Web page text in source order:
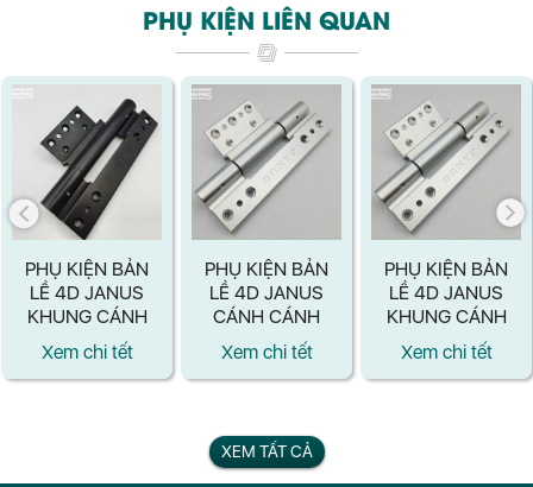
PHỤ KIỆN LIÊN QUAN
PHỤ KIỆN BẢN
LỀ 4D JANUS
KHUNG CÁNH
MÀU ĐEN
Xem chi tết
PHỤ KIỆN BẢN
LỀ 4D JANUS
CÁNH CÁNH
MÀU BẠC
Xem chi tết
PHỤ KIỆN BẢN
LỀ 4D JANUS
KHUNG CÁNH
MÀU BẠC
Xem chi tết
XEM TẤT CẢ